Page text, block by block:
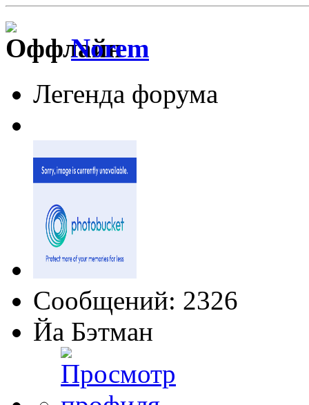
Norem
Легенда форума
Сообщений: 2326
Йа Бэтман